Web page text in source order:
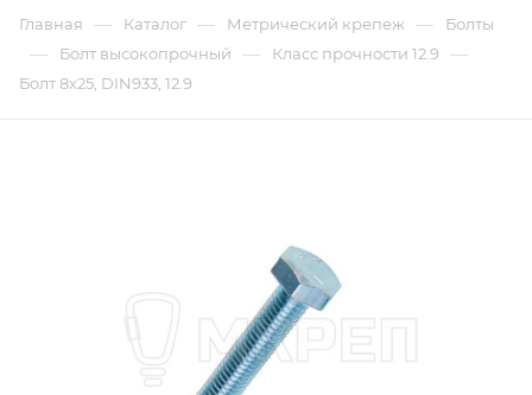
Главная — Каталог — Метрический крепеж — Болты
— Болт высокопрочный — Класс прочности 12.9 —
Болт 8х25, DIN933, 12.9